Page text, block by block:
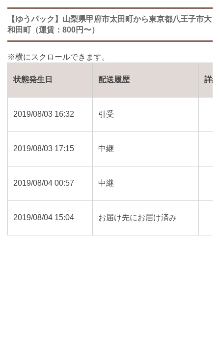
【ゆうパック】山梨県甲府市太田町から東京都八王子市大
和田町（運賃：800円〜）
状態発生日 配送履歴 詳細
2019/08/03 16:32 引受
2019/08/03 17:15 中継
2019/08/04 00:57 中継
2019/08/04 15:04 お届け先にお届け済み